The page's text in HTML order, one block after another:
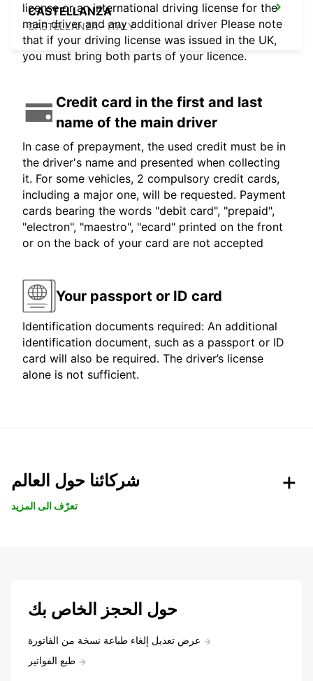
CASTELLANZA
CASTELLANZA - ITALY
license or an international driving license for the
main driver and any additional driver Please note
that if your driving license was issued in the UK,
you must bring both parts of your licence.
Credit card in the first and last
name of the main driver
In case of prepayment, the used credit must be in
the driver's name and presented when collecting
it. For some vehicles, 2 compulsory credit cards,
including a major one, will be requested. Payment
cards bearing the words "debit card", "prepaid",
"electron", "maestro", "ecard" printed on the front
or on the back of your card are not accepted
Your passport or ID card
Identification documents required: An additional
identification document, such as a passport or ID
card will also be required. The driver’s license
alone is not sufficient.
شركائنا حول العالم
تعرّف الى المزيد
حول الحجز الخاص بك
عرض تعديل إلغاء طباعة نسخة من الفاتورة
طبع الفواتير